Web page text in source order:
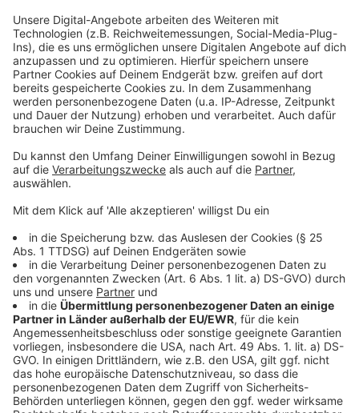
Wir verwenden einen Service eines
Drittanbieters, um Videoinhalte
einzubetten. Dieser Service kann
Daten zu Ihren Aktivitäten
sammeln. Bitte lesen Sie die
Details durch und stimmen Sie der
Nutzung des Service zu, um dieses
Video anzusehen.
Akzeptieren
powered byUsercentrics Consent
Management Platform
Erobert Journalist Fred das Herz seiner ehemaligen
Babysitterin?
Anzeige
Anzeige